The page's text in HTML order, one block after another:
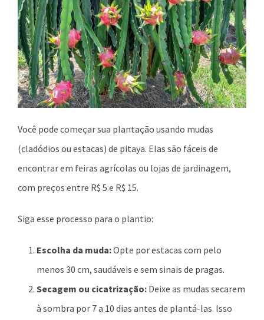
Você pode começar sua plantação usando mudas
(cladódios ou estacas) de pitaya. Elas são fáceis de
encontrar em feiras agrícolas ou lojas de jardinagem,
com preços entre R$ 5 e R$ 15.
Siga esse processo para o plantio:
Escolha da muda:Opte por estacas com pelo
menos 30 cm, saudáveis e sem sinais de pragas.
Secagem ou cicatrização: Deixe as mudas secarem
à sombra por 7 a 10 dias antes de plantá-las. Isso